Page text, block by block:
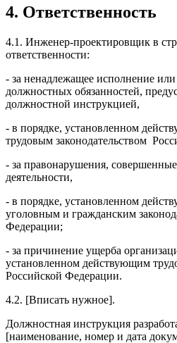
4. Ответственность
4.1. Инженер-проектировщик в
ответственности:
- за ненадлежащее исполнение
должностных обязанностей,
должностной инструкцией,
- в порядке, установленном
трудовым законодательством
- за правонарушения,
деятельности,
- в порядке, установленном
уголовным и гражданским
Федерации;
- за причинение ущерба
установленном действующим
Российской Федерации.
4.2. [Вписать нужное].
Должностная инструкция
[наименование, номер и дата